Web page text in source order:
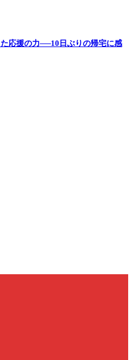
応援の力──10日ぶりの帰宅に感